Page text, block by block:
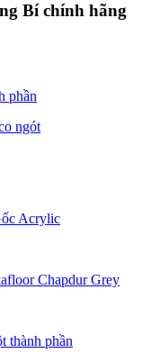
Bí chính hãng
phần
ngót
Acrylic
Chapdur Grey
thành phần